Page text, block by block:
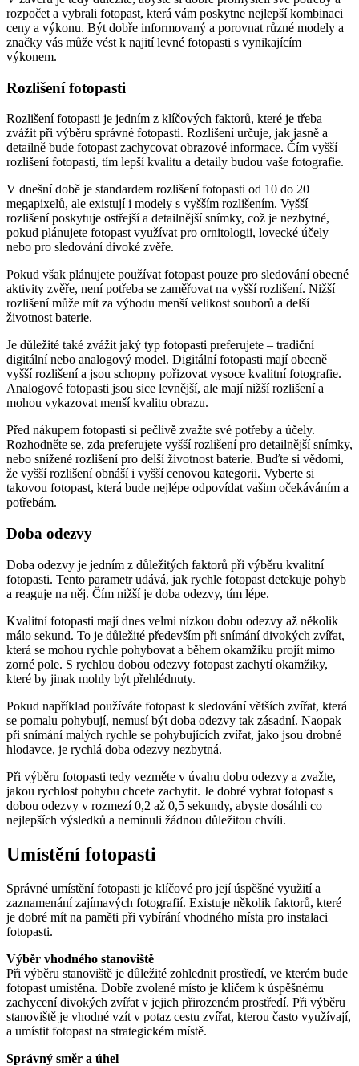
rozpočet a vybrali fotopast, která vám poskytne nejlepší kombinaci
ceny a výkonu. Být dobře informovaný a porovnat různé modely a
značky vás může vést k najití levné fotopasti s vynikajícím
výkonem.
Rozlišení fotopasti
Rozlišení fotopasti je jedním z klíčových faktorů, které je třeba
zvážit při výběru správné fotopasti. Rozlišení určuje, jak jasně a
detailně bude fotopast zachycovat obrazové informace. Čím vyšší
rozlišení fotopasti, tím lepší kvalitu a detaily budou vaše fotografie.
V dnešní době je standardem rozlišení fotopasti od 10 do 20
megapixelů, ale existují i modely s vyšším rozlišením. Vyšší
rozlišení poskytuje ostřejší a detailnější snímky, což je nezbytné,
pokud plánujete fotopast využívat pro ornitologii, lovecké účely
nebo pro sledování divoké zvěře.
Pokud však plánujete používat fotopast pouze pro sledování obecné
aktivity zvěře, není potřeba se zaměřovat na vyšší rozlišení. Nižší
rozlišení může mít za výhodu menší velikost souborů a delší
životnost baterie.
Je důležité také zvážit jaký typ fotopasti preferujete – tradiční
digitální nebo analogový model. Digitální fotopasti mají obecně
vyšší rozlišení a jsou schopny pořizovat vysoce kvalitní fotografie.
Analogové fotopasti jsou sice levnější, ale mají nižší rozlišení a
mohou vykazovat menší kvalitu obrazu.
Před nákupem fotopasti si pečlivě zvažte své potřeby a účely.
Rozhodněte se, zda preferujete vyšší rozlišení pro detailnější snímky,
nebo snížené rozlišení pro delší životnost baterie. Buďte si vědomi,
že vyšší rozlišení obnáší i vyšší cenovou kategorii. Vyberte si
takovou fotopast, která bude nejlépe odpovídat vašim očekáváním a
potřebám.
Doba odezvy
Doba odezvy je jedním z důležitých faktorů při výběru kvalitní
fotopasti. Tento parametr udává, jak rychle fotopast detekuje pohyb
a reaguje na něj. Čím nižší je doba odezvy, tím lépe.
Kvalitní fotopasti mají dnes velmi nízkou dobu odezvy až několik
málo sekund. To je důležité především při snímání divokých zvířat,
která se mohou rychle pohybovat a během okamžiku projít mimo
zorné pole. S rychlou dobou odezvy fotopast zachytí okamžiky,
které by jinak mohly být přehlédnuty.
Pokud například používáte fotopast k sledování větších zvířat, která
se pomalu pohybují, nemusí být doba odezvy tak zásadní. Naopak
při snímání malých rychle se pohybujících zvířat, jako jsou drobné
hlodavce, je rychlá doba odezvy nezbytná.
Při výběru fotopasti tedy vezměte v úvahu dobu odezvy a zvažte,
jakou rychlost pohybu chcete zachytit. Je dobré vybrat fotopast s
dobou odezvy v rozmezí 0,2 až 0,5 sekundy, abyste dosáhli co
nejlepších výsledků a neminuli žádnou důležitou chvíli.
Umístění fotopasti
Správné umístění fotopasti je klíčové pro její úspěšné využití a
zaznamenání zajímavých fotografií. Existuje několik faktorů, které
je dobré mít na paměti při vybírání vhodného místa pro instalaci
fotopasti.
Výběr vhodného stanoviště
Při výběru stanoviště je důležité zohlednit prostředí, ve kterém bude
fotopast umístěna. Dobře zvolené místo je klíčem k úspěšnému
zachycení divokých zvířat v jejich přirozeném prostředí. Při výběru
stanoviště je vhodné vzít v potaz cestu zvířat, kterou často využívají,
a umístit fotopast na strategickém místě.
Správný směr a úhel